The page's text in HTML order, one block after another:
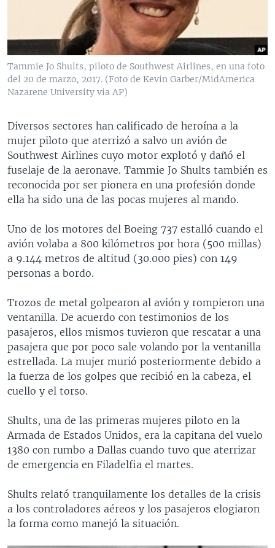
ENTRETENIMIENTO Y CULTURA
TECNOLOGÍA
DEPORTES
CIENCIA Y SALUD
FOTOGRAFÍA
AUDIOS
PROGRAMAS TV
EL MUNDO AL DÍA
FORO INTERAMERICANO
LAS CLAVES
PANORAMA
RADIO
AVANCE INFORMATIVO
BUENOS DÍAS AMÉRICA
ESTADOS UNIDOS AL DÍA
EL MUNDO AL DÍA [RADIO]
FORO [RADIO]
NOTA ECONÓMICA
ENTRETENIMIENTO
DIRECT
DOCUMENTALES DE LA VOA
Learning English
SÍGANOS
Idiomas
Tammie Jo Shults, piloto de Southwest Airlines, en una foto
del 20 de marzo, 2017. (Foto de Kevin Garber/MidAmerica
Nazarene University via AP)
Diversos sectores han calificado de heroína a la
mujer piloto que aterrizó a salvo un avión de
Southwest Airlines cuyo motor explotó y dañó el
fuselaje de la aeronave. Tammie Jo Shults también es
reconocida por ser pionera en una profesión donde
ella ha sido una de las pocas mujeres al mando.
Uno de los motores del Boeing 737 estalló cuando el
avión volaba a 800 kilómetros por hora (500 millas)
a 9.144 metros de altitud (30.000 pies) con 149
personas a bordo.
Trozos de metal golpearon al avión y rompieron una
ventanilla. De acuerdo con testimonios de los
pasajeros, ellos mismos tuvieron que rescatar a una
pasajera que por poco sale volando por la ventanilla
estrellada. La mujer murió posteriormente debido a
la fuerza de los golpes que recibió en la cabeza, el
cuello y el torso.
Shults, una de las primeras mujeres piloto en la
Armada de Estados Unidos, era la capitana del vuelo
1380 con rumbo a Dallas cuando tuvo que aterrizar
de emergencia en Filadelfia el martes.
Shults relató tranquilamente los detalles de la crisis
a los controladores aéreos y los pasajeros elogiaron
la forma como manejó la situación.